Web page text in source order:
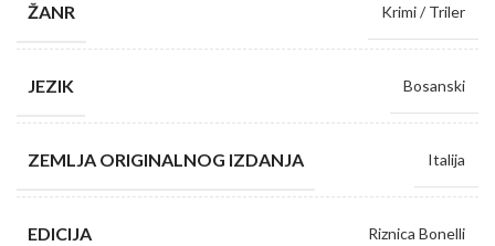
ŽANR Krimi / Triler
JEZIK Bosanski
ZEMLJA ORIGINALNOG IZDANJA Italija
EDICIJA Riznica Bonelli